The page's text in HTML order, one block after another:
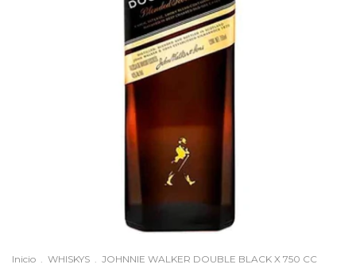
Inicio . WHISKYS . JOHNNIE WALKER DOUBLE BLACK X 750 CC